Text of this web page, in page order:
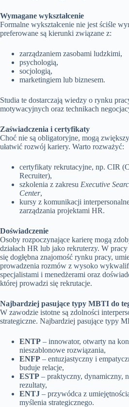
Wymagane wykształcenie
Formalne wykształcenie nie jest ściśle
preferowane są kierunki związane z:
zarządzaniem zasobami ludzkimi,
psychologią,
socjologią,
marketingiem lub biznesem.
Studia te dostarczają wiedzy o rynku
motywacyjnych oraz technikach
Zaświadczenia i certyfikaty
Choć nie są obligatoryjne, mogą
ułatwić rozwój kariery. Warto rozważyć:
certyfikaty rekrutacyjne, np. CIR
Recruiter),
szkolenia z zakresu Executive
Center,
kursy z komunikacji
zarządzania projektami HR.
Doświadczenie
Osoby rozpoczynające karierę mogą
działach HR lub jako rekruterzy. W
się dogłębna znajomość rynku pracy,
prowadzenia rozmów z wysoko
specjalistami i menedżerami oraz
której prowadzi się rekrutacje.
Najbardziej pasujące typy MBTI do
W zawodzie istotne są zdolności
strategiczne. Najbardziej pasujące typy
ENTP – innowator, otwarty na
nieszablonowe rozwiązania,
ENFP – entuzjastyczny i
buduje relacje,
ESTP – praktyczny, dynamiczny,
rezultaty,
ENTJ – przywódca z
myślenia strategicznego.